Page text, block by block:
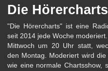
Die Hörercharts
"Die Hörercharts" ist eine
seit 2014 jede Woche
Mittwoch um 20 Uhr statt,
den Montag. Moderiert wird
wie eine normale Chartsshow,